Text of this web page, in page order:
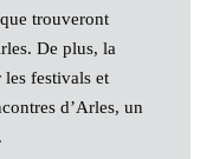
trouveront
De plus, la
festivals et
d’Arles, un